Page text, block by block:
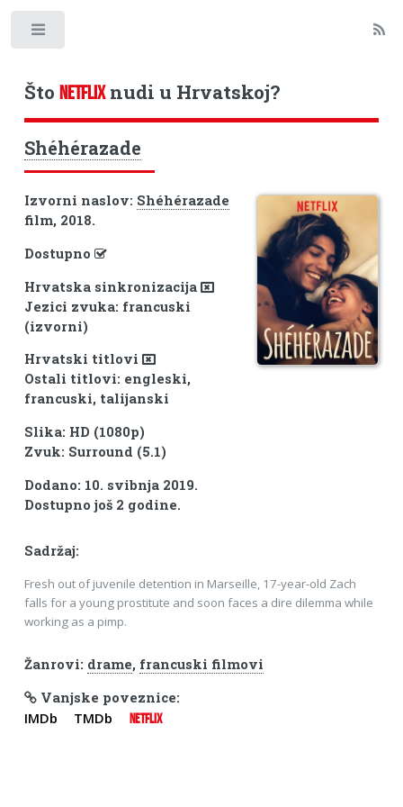
Što NETFLIXnudi u Hrvatskoj?
Shéhérazade
Izvorni naslov: Shéhérazade
film, 2018.
Dostupno
Hrvatska sinkronizacija
Jezici zvuka: francuski
(izvorni)
Hrvatski titlovi
Ostali titlovi: engleski,
francuski, talijanski
Slika: HD (1080p)
Zvuk: Surround (5.1)
Dodano: 10. svibnja 2019.
Dostupno još 2 godine.
Sadržaj:
Fresh out of juvenile detention in Marseille, 17-year-old Zach
falls for a young prostitute and soon faces a dire dilemma while
working as a pimp.
Žanrovi: drame, francuski filmovi
Vanjske poveznice:
IMDb TMDb NETFLIX